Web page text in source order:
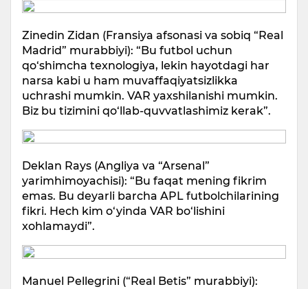
Zinedin Zidan (Fransiya afsonasi va sobiq “Real
Madrid” murabbiyi): “Bu futbol uchun
qo‘shimcha texnologiya, lekin hayotdagi har
narsa kabi u ham muvaffaqiyatsizlikka
uchrashi mumkin. VAR yaxshilanishi mumkin.
Biz bu tizimini qo‘llab-quvvatlashimiz kerak”.
Deklan Rays (Angliya va “Arsenal”
yarimhimoyachisi): “Bu faqat mening fikrim
emas. Bu deyarli barcha APL futbolchilarining
fikri. Hech kim o‘yinda VAR bo‘lishini
xohlamaydi”.
Manuel Pellegrini (“Real Betis” murabbiyi):